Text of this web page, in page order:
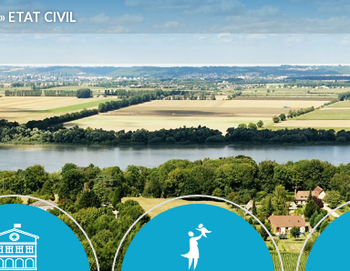
» ETAT CIVIL